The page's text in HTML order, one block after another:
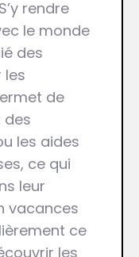
rendre
le monde
des
les
de
des
les aides
ce qui
leur
vacances
ce
les